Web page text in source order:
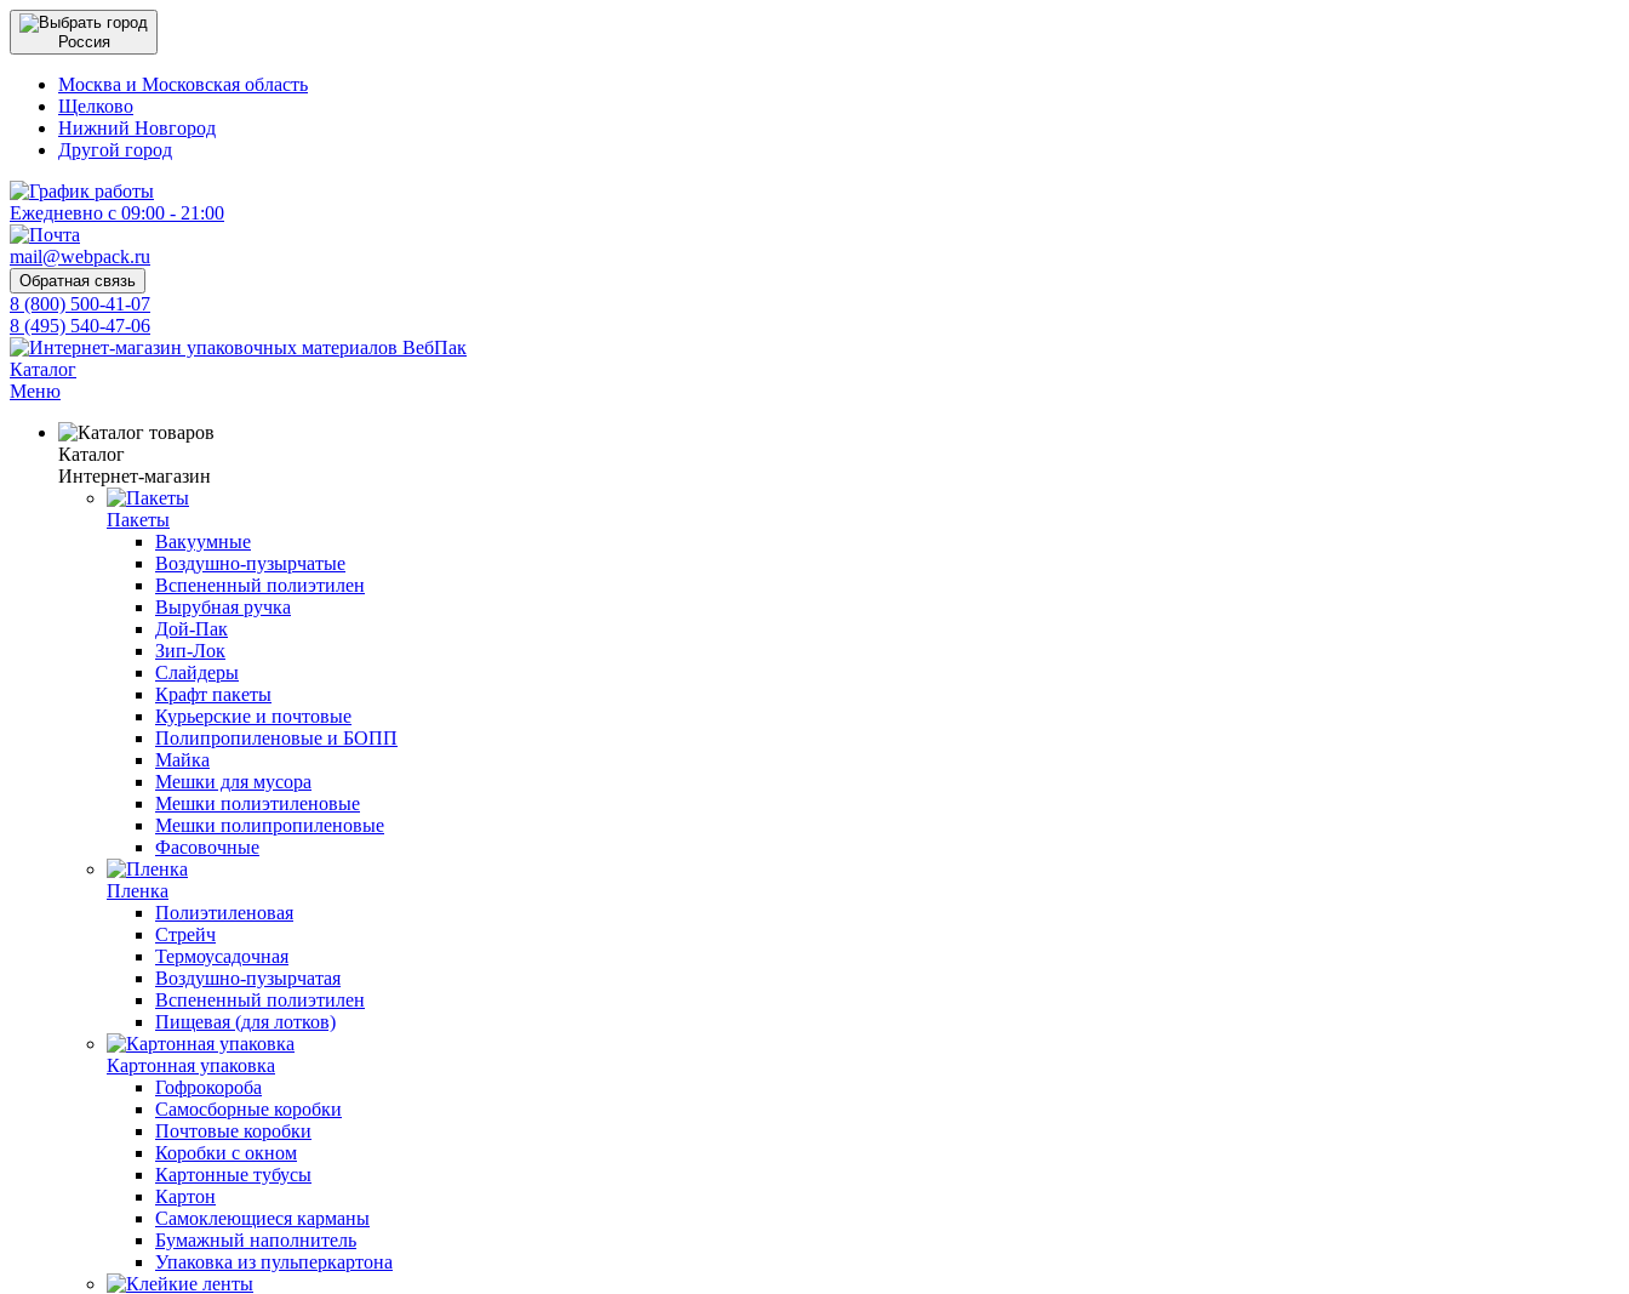
Россия
Москва и Московская область
Щелково
Нижний Новгород
Другой город
Ежедневно с 09:00 - 21:00
mail@webpack.ru
Обратная связь
8 (800) 500-41-07
8 (495) 540-47-06
Каталог
Меню
Каталог
Интернет-магазин
Пакеты
Вакуумные
Воздушно-пузырчатые
Вспененный полиэтилен
Вырубная ручка
Дой-Пак
Зип-Лок
Слайдеры
Крафт пакеты
Курьерские и почтовые
Полипропиленовые и БОПП
Майка
Мешки для мусора
Мешки полиэтиленовые
Мешки полипропиленовые
Фасовочные
Пленка
Полиэтиленовая
Стрейч
Термоусадочная
Воздушно-пузырчатая
Вспененный полиэтилен
Пищевая (для лотков)
Картонная упаковка
Гофрокороба
Самосборные коробки
Почтовые коробки
Коробки с окном
Картонные тубусы
Картон
Самоклеющиеся карманы
Бумажный наполнитель
Упаковка из пульперкартона